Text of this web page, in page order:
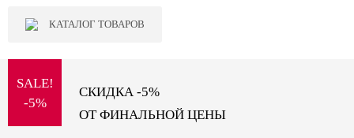
КАТАЛОГ ТОВАРОВ
SALE!
-5%
СКИДКА -5%
ОТ ФИНАЛЬНОЙ ЦЕНЫ